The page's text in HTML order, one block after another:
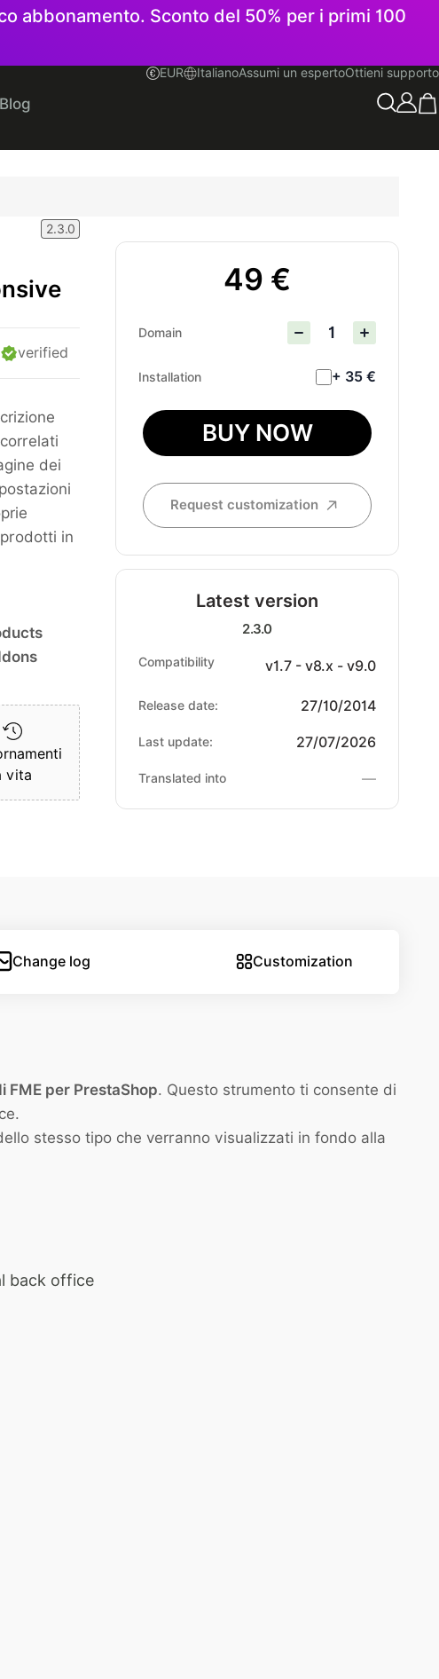
abbonamento. Sconto del 50% per i primi 100
EUR Italiano
Italiano Assumi un espertoOttieni supporto
2.3.0
verified
dei
in
vita
49 €
Domain
Installation + 35 €
BUY NOW
Request customization
Latest version
2.3.0
Compatibility v1.7 - v8.x - v9.0
Release date: 27/10/2014
Last update: 27/07/2026
Translated into —
Change log Customization
FME per PrestaShop. Questo strumento ti consente di
stesso tipo che verranno visualizzati in fondo alla
back office